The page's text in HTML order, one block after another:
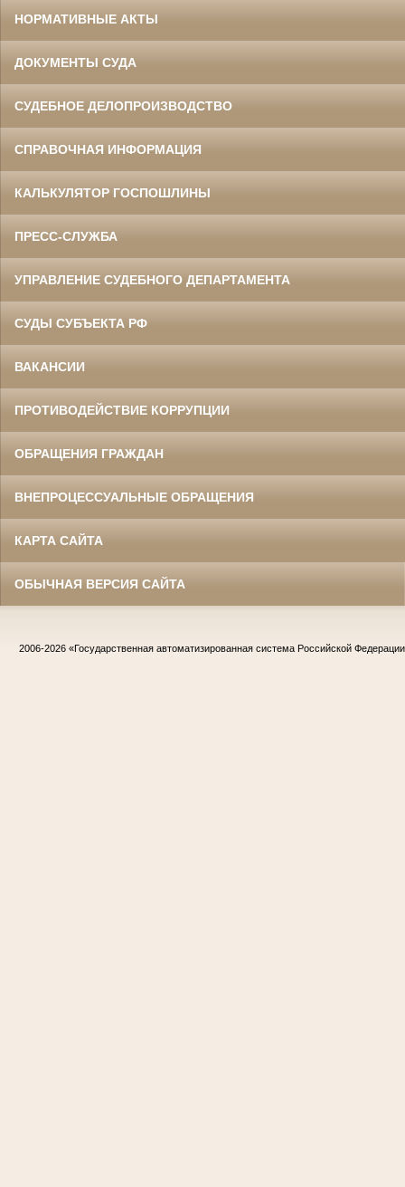
НОРМАТИВНЫЕ АКТЫ
ДОКУМЕНТЫ СУДА
СУДЕБНОЕ ДЕЛОПРОИЗВОДСТВО
СПРАВОЧНАЯ ИНФОРМАЦИЯ
КАЛЬКУЛЯТОР ГОСПОШЛИНЫ
ПРЕСС-СЛУЖБА
УПРАВЛЕНИЕ СУДЕБНОГО ДЕПАРТАМЕНТА
СУДЫ СУБЪЕКТА РФ
ВАКАНСИИ
ПРОТИВОДЕЙСТВИЕ КОРРУПЦИИ
ОБРАЩЕНИЯ ГРАЖДАН
ВНЕПРОЦЕССУАЛЬНЫЕ ОБРАЩЕНИЯ
КАРТА САЙТА
ОБЫЧНАЯ ВЕРСИЯ САЙТА
2006-2026 «Государственная автоматизированная система Российской